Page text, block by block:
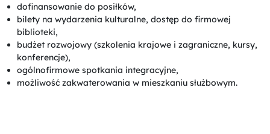
dofinansowanie do posiłków,
bilety na wydarzenia kulturalne, dostęp do firmowej
biblioteki,
budżet rozwojowy (szkolenia krajowe i zagraniczne, kursy,
konferencje),
ogólnofirmowe spotkania integracyjne,
możliwość zakwaterowania w mieszkaniu służbowym.